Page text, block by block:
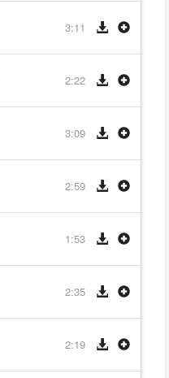
3:11
2:22
3:09
2:59
1:53
2:35
2:19